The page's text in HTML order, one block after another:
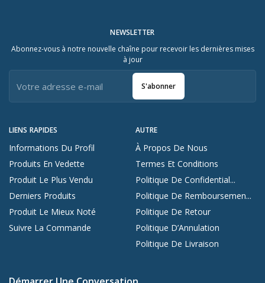
LIENS RAPIDES
Informations Du Profil
Produits En Vedette
Produit Le Plus Vendu
Derniers Produits
Produit Le Mieux Noté
Suivre La Commande
AUTRE
À Propos De Nous
Termes Et Conditions
Politique De Confidential...
Politique De Remboursemen...
Politique De Retour
Politique D’Annulation
Politique De Livraison
NEWSLETTER
Abonnez-vous à notre nouvelle chaîne pour recevoir les dernières mises
à jour
S'abonner